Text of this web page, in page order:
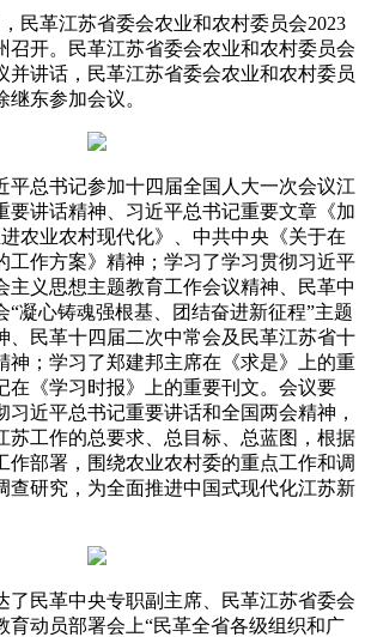
民革江苏省委会农业和农村委员会2023
召开。民革江苏省委会农业和农村委员会
并讲话，民革江苏省委会农业和农村委员
东参加会议。
平总书记参加十四届全国人大一次会议江
要讲话精神、习近平总书记重要文章《加
农业农村现代化》、中共中央《关于在
工作方案》精神；学习了学习贯彻习近平
主义思想主题教育工作会议精神、民革中
“凝心铸魂强根基、团结奋进新征程”主题
、民革十四届二次中常会及民革江苏省十
神；学习了郑建邦主席在《求是》上的重
在《学习时报》上的重要刊文。会议要
习近平总书记重要讲话和全国两会精神，
苏工作的总要求、总目标、总蓝图，根据
作部署，围绕农业农村委的重点工作和调
查研究，为全面推进中国式现代化江苏新
了民革中央专职副主席、民革江苏省委会
育动员部署会上“民革全省各级组织和广